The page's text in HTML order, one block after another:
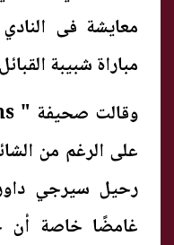
معايشة فى
مباراة شبيبة
على الرغم من
رحيل سيرجي
غامضًا خاصة أن